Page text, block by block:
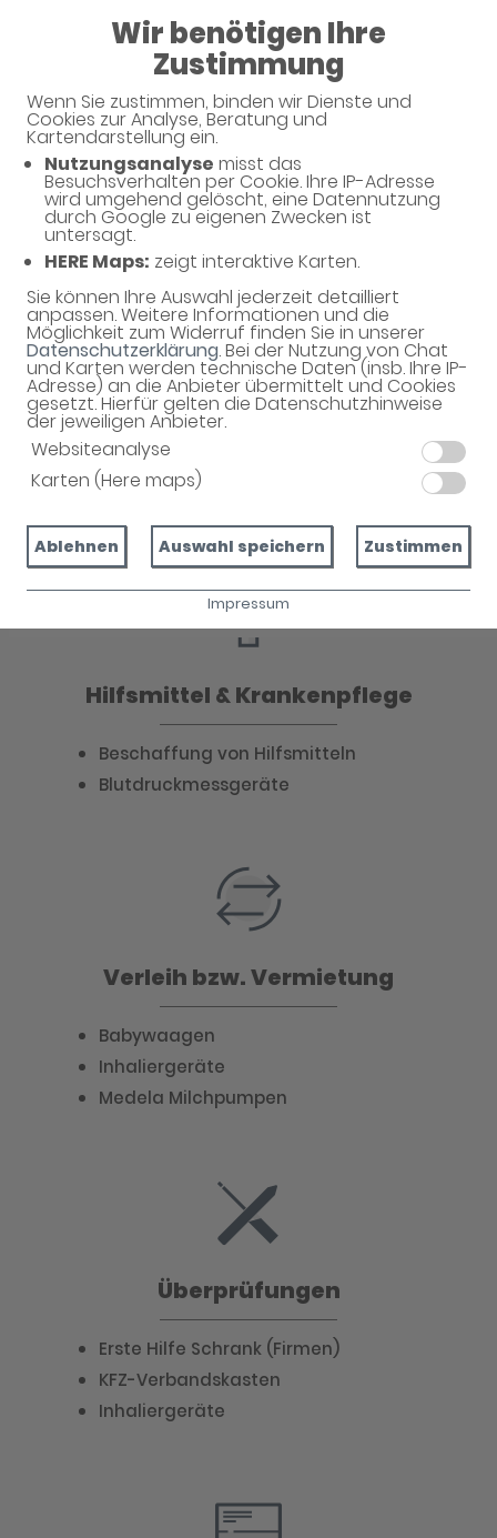
Wir benötigen Ihre
Zustimmung
Wenn Sie zustimmen, binden wir Dienste und
Cookies zur Analyse, Beratung und
Kartendarstellung ein.
Nutzungsanalyse misst das
Besuchsverhalten per Cookie. Ihre IP-Adresse
wird umgehend gelöscht, eine Datennutzung
durch Google zu eigenen Zwecken ist
untersagt.
HERE Maps: zeigt interaktive Karten.
Sie können Ihre Auswahl jederzeit detailliert
anpassen. Weitere Informationen und die
Möglichkeit zum Widerruf finden Sie in unserer
Datenschutzerklärung. Bei der Nutzung von Chat
und Karten werden technische Daten (insb. Ihre IP-
Adresse) an die Anbieter übermittelt und Cookies
gesetzt. Hierfür gelten die Datenschutzhinweise
der jeweiligen Anbieter.
Websiteanalyse
Karten (Here maps)
Ablehnen Auswahl speichern Zustimmen
Impressum
08:00 - 13:00
15:00 - 18:00
Adler-Apotheke
Unsere Serviceleistungen
Unsere Apotheke bietet eine Vielzahl von
Serviceleistungen rund um Ihre Gesundheit.
Schwerpunkte
Hilfsmittel & Krankenpflege
Beschaffung von Hilfsmitteln
Blutdruckmessgeräte
Verleih bzw. Vermietung
Babywaagen
Inhaliergeräte
Medela Milchpumpen
Überprüfungen
Erste Hilfe Schrank (Firmen)
KFZ-Verbandskasten
Inhaliergeräte